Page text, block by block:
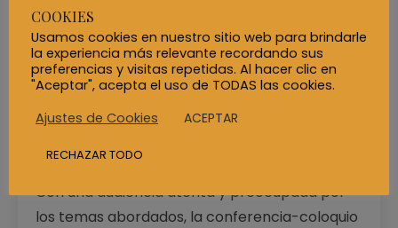
sector tiene la responsabilidad de guiar este
proceso con visión, solidez y responsabilidad.
En este sentido, el ponente invitó a todos los
involucrados en el sistema financiero a ser
proactivosy no esperar a que las crisis se
profundicen.
Con una audiencia atenta y preocupada por
los temas abordados, la conferencia-coloquio
COOKIES
Usamos cookies en nuestro sitio web para brindarle
la experiencia más relevante recordando sus
preferencias y visitas repetidas. Al hacer clic en
"Aceptar", acepta el uso de TODAS las cookies.
Ajustes de Cookies
ACEPTAR
RECHAZAR TODO